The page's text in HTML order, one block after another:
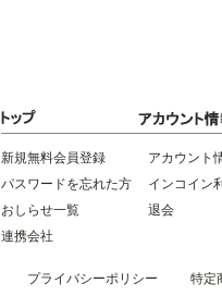
新規無料会員登録
パスワードを忘れた方
おしらせ一覧
連携会社
アカウント
インコイン
退会
プライバシーポリシー 特定